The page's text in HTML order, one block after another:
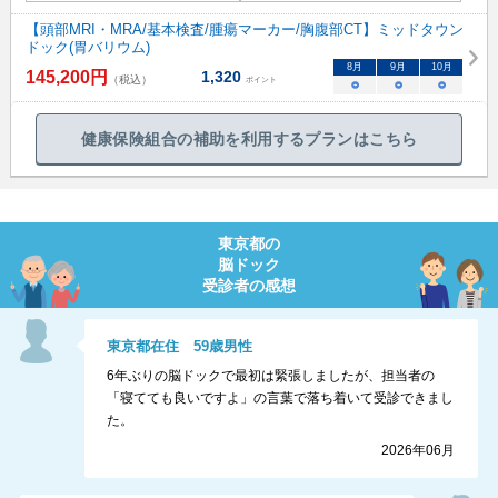
【頭部MRI・MRA/基本検査/腫瘍マーカー/胸腹部CT】ミッドタウン
ドック(胃バリウム)
145,200円 （税込） 1,320 ポイント
8月 9月 10月
○ ○ ○
健康保険組合の補助を利用するプランはこちら
東京都の
脳ドック
受診者の感想
東京都在住59歳男性
6年ぶりの脳ドックで最初は緊張しましたが、担当者の
「寝てても良いですよ」の言葉で落ち着いて受診できまし
た。
2026年06月